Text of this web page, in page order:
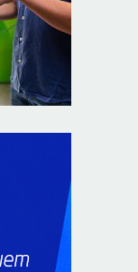
ferramenta
- TRF